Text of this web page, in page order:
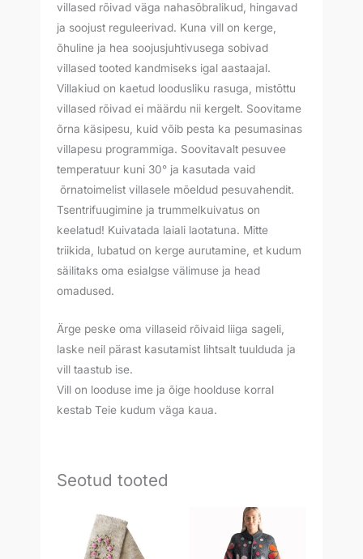
villased rõivad väga nahasõbralikud, hingavad
ja soojust reguleerivad. Kuna vill on kerge,
õhuline ja hea soojusjuhtivusega sobivad
villased tooted kandmiseks igal aastaajal.
Villakiud on kaetud loodusliku rasuga, mistõttu
villased rõivad ei määrdu nii kergelt. Soovitame
õrna käsipesu, kuid võib pesta ka pesumasinas
villapesu programmiga. Soovitavalt pesuvee
temperatuur kuni 30° ja kasutada vaid
õrnatoimelist villasele mõeldud pesuvahendit.
Tsentrifuugimine ja trummelkuivatus on
keelatud! Kuivatada laiali laotatuna. Mitte
triikida, lubatud on kerge aurutamine, et kudum
säilitaks oma esialgse välimuse ja head
omadused.
Ärge peske oma villaseid rõivaid liiga sageli,
laske neil pärast kasutamist lihtsalt tuulduda ja
vill taastub ise.
Vill on looduse ime ja õige hoolduse korral
kestab Teie kudum väga kaua.
Seotud tooted
Hinnavahemik:
295,00 €
kuni
320,00 €